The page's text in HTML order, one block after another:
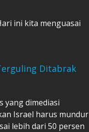
ini kita menguasai
Ditabrak
yang dimediasi
Israel harus mundur
lebih dari 50 persen